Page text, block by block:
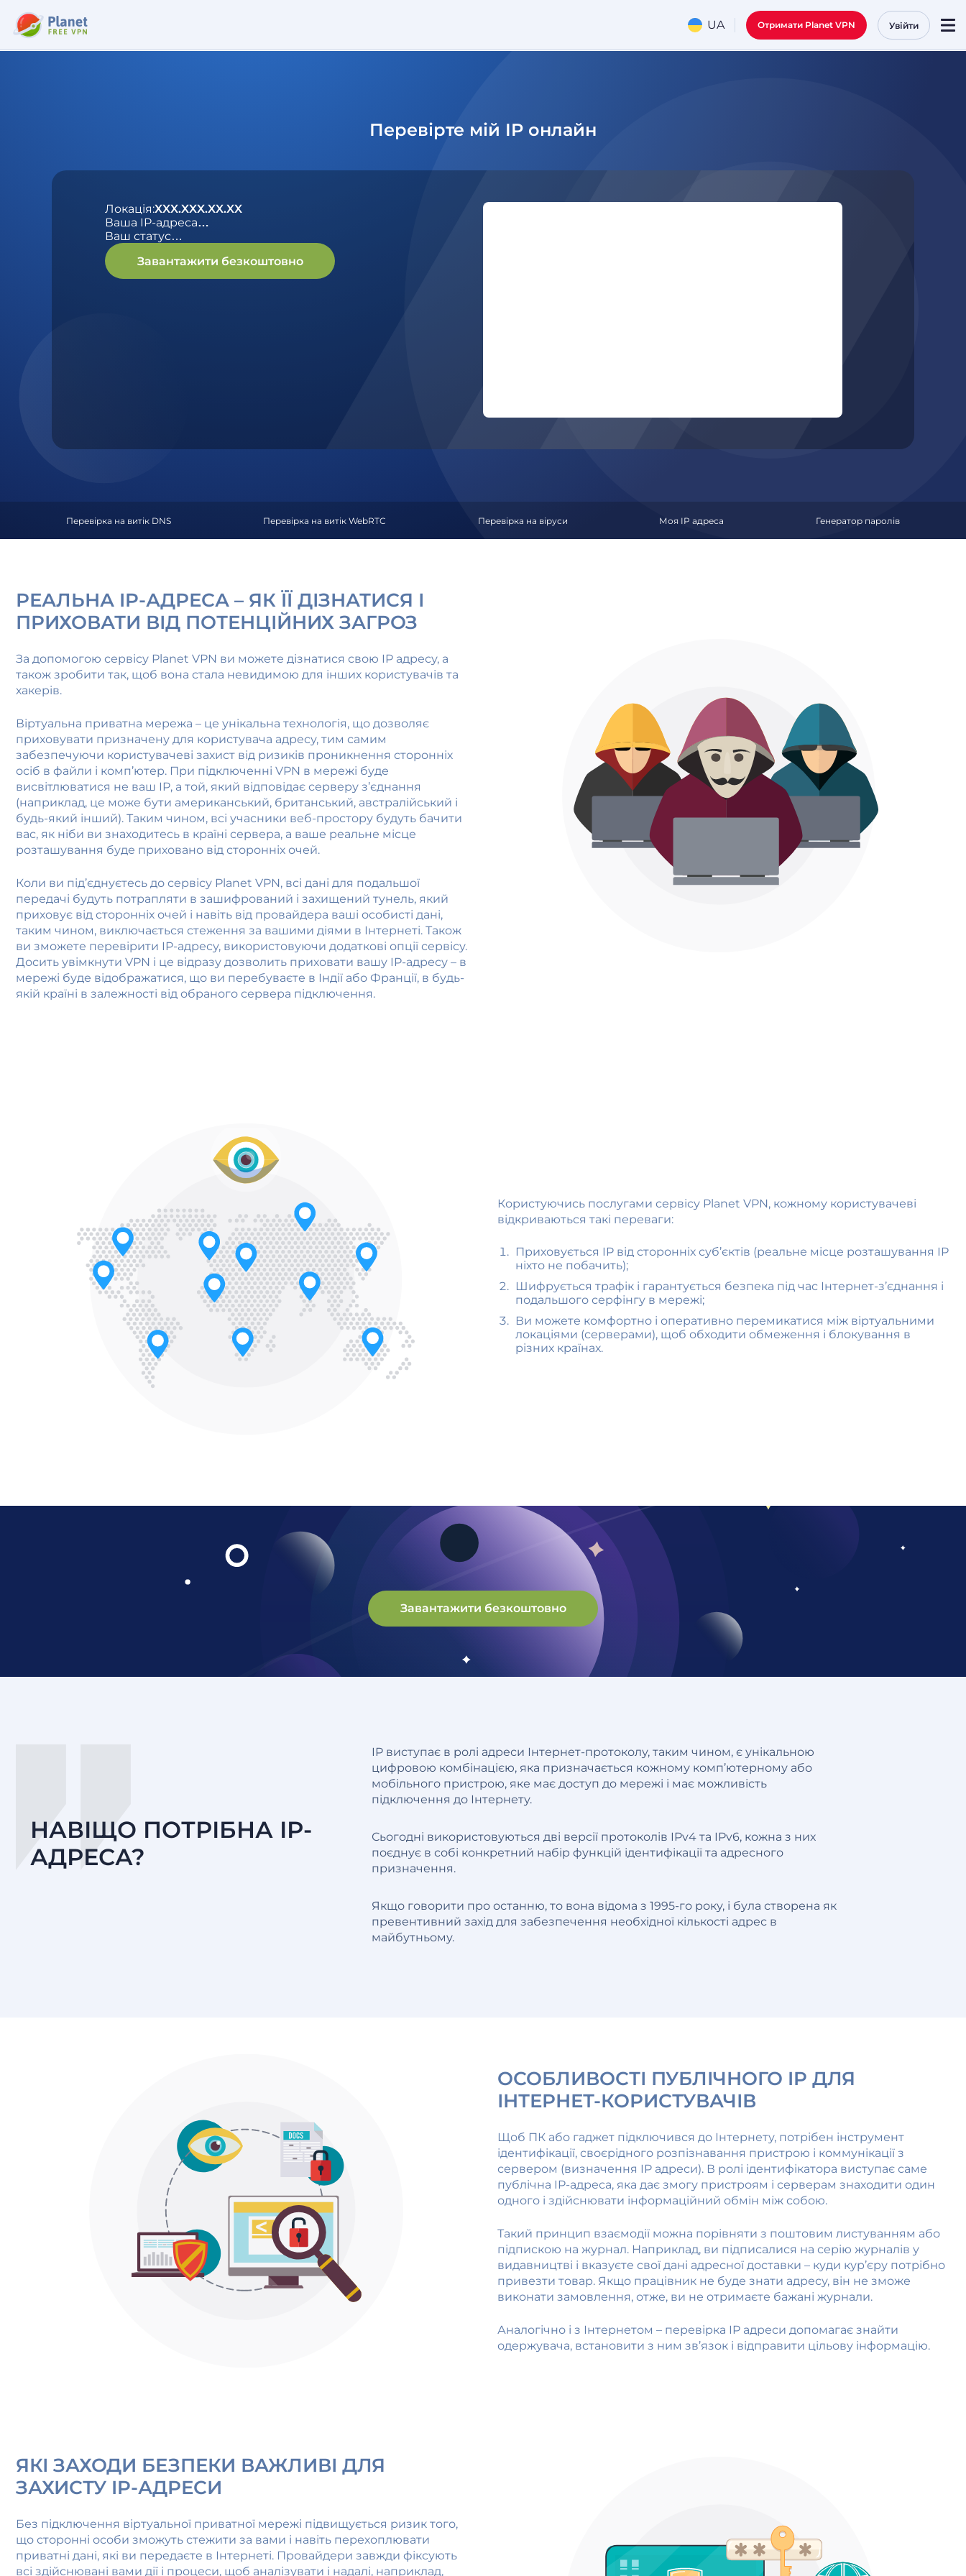
UA Отримати Planet VPN Увійти
Перевірте мій IP онлайн
Локація:XXX.XXX.XX.XX
Ваша IP-адреса…
Ваш статус…
Завантажити безкоштовно
Перевірка на витік DNS Перевірка на витік WebRTC Перевірка на віруси Моя IP адреса Генератор паролів
РЕАЛЬНА IP-АДРЕСА – ЯК ЇЇ ДІЗНАТИСЯ І
ПРИХОВАТИ ВІД ПОТЕНЦІЙНИХ ЗАГРОЗ
За допомогою сервісу Planet VPN ви можете дізнатися свою IP адресу, а
також зробити так, щоб вона стала невидимою для інших користувачів та
хакерів.
Віртуальна приватна мережа – це унікальна технологія, що дозволяє
приховувати призначену для користувача адресу, тим самим
забезпечуючи користувачеві захист від ризиків проникнення сторонніх
осіб в файли і комп’ютер. При підключенні VPN в мережі буде
висвітлюватися не ваш IP, а той, який відповідає серверу з’єднання
(наприклад, це може бути американський, британський, австралійський і
будь-який інший). Таким чином, всі учасники веб-простору будуть бачити
вас, як ніби ви знаходитесь в країні сервера, а ваше реальне місце
розташування буде приховано від сторонніх очей.
Коли ви під’єднуєтесь до сервісу Planet VPN, всі дані для подальшої
передачі будуть потрапляти в зашифрований і захищений тунель, який
приховує від сторонніх очей і навіть від провайдера ваші особисті дані,
таким чином, виключається стеження за вашими діями в Інтернеті. Також
ви зможете перевірити IP-адресу, використовуючи додаткові опції сервісу.
Досить увімкнути VPN і це відразу дозволить приховати вашу IP-адресу – в
мережі буде відображатися, що ви перебуваєте в Індії або Франції, в будь-
якій країні в залежності від обраного сервера підключення.
Користуючись послугами сервісу Planet VPN, кожному користувачеві
відкриваються такі переваги:
Приховується IP від сторонніх суб’єктів (реальне місце розташування IP
ніхто не побачить);
Шифрується трафік і гарантується безпека під час Інтернет-з’єднання і
подальшого серфінгу в мережі;
Ви можете комфортно і оперативно перемикатися між віртуальними
локаціями (серверами), щоб обходити обмеження і блокування в
різних країнах.
Завантажити безкоштовно
IP виступає в ролі адреси Інтернет-протоколу, таким чином, є унікальною
цифровою комбінацією, яка призначається кожному комп’ютерному або
мобільного пристрою, яке має доступ до мережі і має можливість
підключення до Інтернету.
Сьогодні використовуються дві версії протоколів IPv4 та IPv6, кожна з них
поєднує в собі конкретний набір функцій ідентифікації та адресного
призначення.
Якщо говорити про останню, то вона відома з 1995-го року, і була створена як
превентивний захід для забезпечення необхідної кількості адрес в
майбутньому.
НАВІЩО ПОТРІБНА ІР-
АДРЕСА?
ОСОБЛИВОСТІ ПУБЛІЧНОГО IP ДЛЯ
ІНТЕРНЕТ-КОРИСТУВАЧІВ
Щоб ПК або гаджет підключився до Інтернету, потрібен інструмент
ідентифікації, своєрідного розпізнавання пристрою і коммунікації з
сервером (визначення IP адреси). В ролі ідентифікатора виступає саме
публічна IP-адреса, яка дає змогу пристроям і серверам знаходити один
одного і здійснювати інформаційний обмін між собою.
Такий принцип взаємодії можна порівняти з поштовим листуванням або
підпискою на журнал. Наприклад, ви підписалися на серію журналів у
видавництві і вказуєте свої дані адресної доставки – куди кур’єру потрібно
привезти товар. Якщо працівник не буде знати адресу, він не зможе
виконати замовлення, отже, ви не отримаєте бажані журнали.
Аналогічно і з Інтернетом – перевірка IP адреси допомагає знайти
одержувача, встановити з ним зв’язок і відправити цільову інформацію.
ЯКІ ЗАХОДИ БЕЗПЕКИ ВАЖЛИВІ ДЛЯ
ЗАХИСТУ IP-АДРЕСИ
Без підключення віртуальної приватної мережі підвищується ризик того,
що сторонні особи зможуть стежити за вами і навіть перехоплювати
приватні дані, які ви передаєте в Інтернеті. Провайдери завжди фіксують
всі здійснювані вами дії і процеси, щоб аналізувати і надалі, наприклад,